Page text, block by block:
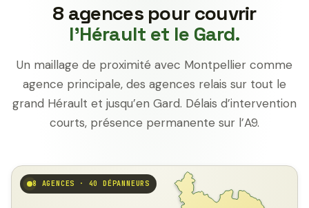
8 agences pour couvrir
l’Hérault et le Gard.
Un maillage de proximité avec Montpellier comme
agence principale, des agences relais sur tout le
grand Hérault et jusqu’en Gard. Délais d’intervention
courts, présence permanente sur l’A9.
8 AGENCES · 40 DÉPANNEURS